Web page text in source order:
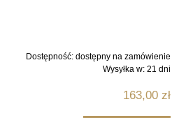
Dostępność: dostępny na zamówienie
Wysyłka w: 21 dni
163,00 zł